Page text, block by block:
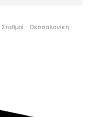
Σταθμοί - Θεσσαλονίκη